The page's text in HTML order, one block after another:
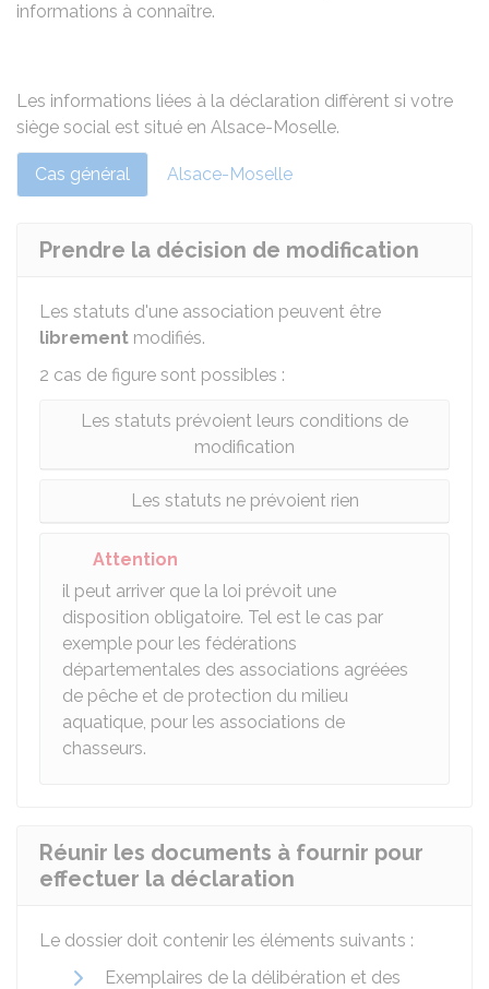
informations à connaître.
Les informations liées à la déclaration diffèrent si votre
siège social est situé en Alsace-Moselle.
Cas général Alsace-Moselle
Prendre la décision de modification
Les statuts d'une association peuvent être
librement modifiés.
2 cas de figure sont possibles :
Les statuts prévoient leurs conditions de
modification
Les statuts ne prévoient rien
Attention
il peut arriver que la loi prévoit une
disposition obligatoire. Tel est le cas par
exemple pour les fédérations
départementales des associations agréées
de pêche et de protection du milieu
aquatique, pour les associations de
chasseurs.
Réunir les documents à fournir pour
effectuer la déclaration
Le dossier doit contenir les éléments suivants :
Exemplaires de la délibération et des